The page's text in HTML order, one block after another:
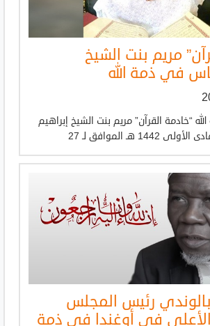
مريم بنت الشيخ
في ذمة الله
“خادمة القرآن” مريم بنت الشيخ إبراهيم
بالوندي رئيس المجلس
في أوغندا في ذمة